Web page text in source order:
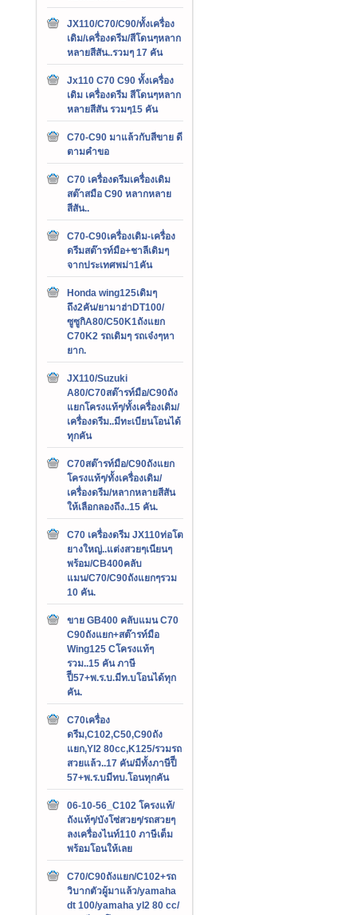
JX110/C70/C90/ทั้งเครื่อง
เดิม/เครื่องดรีม/สีโดนๆหลาก
หลายสีสัน..รวมๆ 17 คัน
Jx110 C70 C90 ทั้งเครื่อง
เดิม เครื่องดรีม สีโดนๆหลาก
หลายสีสัน รวมๆ15 คัน
C70-C90 มาแล้วกับสีขาย ดี
ตามคำขอ
C70 เครื่องดรีมเครื่องเดิม
สต๊าสมือ C90 หลากหลาย
สีสัน..
C70-C90เครื่องเดิม-เครื่อง
ดรีมสต๊ารท์มือ+ชาลีเดิมๆ
จากประเทศพม่า1คัน
Honda wing125เดิมๆ
ถึง2คัน/ยามาฮ่าDT100/
ซูซูกิA80/C50K1ถังแยก
C70K2 รถเดิมๆ รถเจ๋งๆหา
ยาก.
JX110/Suzuki
A80/C70สต๊ารท์มือ/C90ถัง
แยกโครงแท้ๆ/ทั้งเครื่องเดิม/
เครื่องดรีม..มีทะเบียนโอนได้
ทุกคัน
C70สต๊ารท์มือ/C90ถังแยก
โครงแท้ๆ/ทั้งเครื่องเดิม/
เครื่องดรีม/หลากหลายสีสัน
ให้เลือกลองถึง..15 คัน.
C70 เครื่องดรีม JX110ท่อโต
ยางใหญ่..แต่งสวยๆเนียนๆ
พร้อม/CB400คลับ
แมน/C70/C90ถังแยกๆรวม
10 คัน.
ขาย GB400 คลับแมน C70
C90ถังแยก+สต๊ารท์มือ
Wing125 Cโครงแท้ๆ
รวม..15 คัน ภาษี
ปีี57+พ.ร.บ.มีท.บโอนได้ทุก
คัน.
C70เครื่อง
ดรีม,C102,C50,C90ถัง
แยก,Yl2 80cc,K125/รวมรถ
สวยแล้ว..17 คัน/มีทั้งภาษีปีี
57+พ.ร.บมีทบ.โอนทุกคัน
06-10-56_C102 โครงแท้/
ถังแท้ๆ/บังโซ่สวยๆ/รถสวยๆ
ลงเครื่องไนท์110 ภาษีเต็ม
พร้อมโอนให้เลย
C70/C90ถังแยก/C102+รถ
วิบากตัวผู้มาแล้ว/yamaha
dt 100/yamaha yl2 80 cc/